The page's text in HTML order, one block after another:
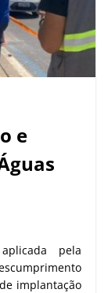
e
pela
implantação